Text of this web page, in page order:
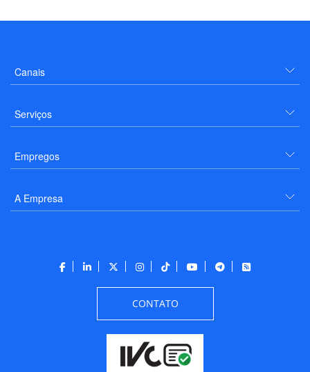
Canais
Serviços
Empregos
A Empresa
CONTATO